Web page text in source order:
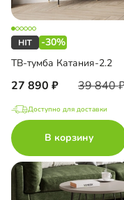
-30%
ТВ-тумба Катания-2.2
27 890 39 840
Доступно для доставки
В корзину